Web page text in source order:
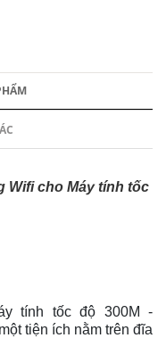
Wifi cho Máy tính tốc
tính tốc độ 300M -
tiện ích nằm trên đĩa